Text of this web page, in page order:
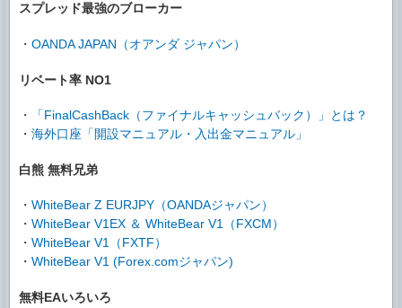
スプレッド最強のブローカー
・ OANDA JAPAN（オアンダ ジャパン）
リベート率 NO1
・
「FinalCashBack（ファイナルキャッシュバック）」とは？
・ 海外口座「開設マニュアル・入出金マニュアル」
白熊 無料兄弟
・ WhiteBear Z EURJPY（OANDAジャパン）
・ WhiteBear V1EX ＆ WhiteBear V1（FXCM）
・ WhiteBear V1（FXTF）
・ WhiteBear V1 (Forex.comジャパン)
無料EAいろいろ